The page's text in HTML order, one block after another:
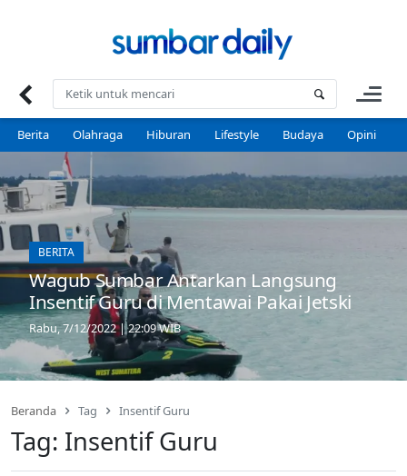
Berita Olahraga Hiburan Lifestyle Budaya Opini
BERITA
Wagub Sumbar Antarkan Langsung
Insentif Guru di Mentawai Pakai Jetski
Rabu, 7/12/2022 | 22:09 WIB
Beranda Tag Insentif Guru
Tag: Insentif Guru